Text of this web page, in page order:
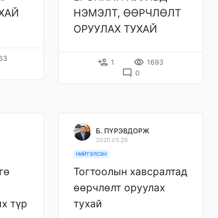
НЭМЭЛТ, ӨӨРЧЛӨЛТ
ОРУУЛАХ ТУХАЙ
person_add 1 remove_red_eye 1693
mode_comment 0
түр
Б. ПҮРЭВДОРЖ
2020.05.29
НИЙТЭЛСЭН
Тогтоолын хавсралтад
өөрчлөлт оруулах
тухай